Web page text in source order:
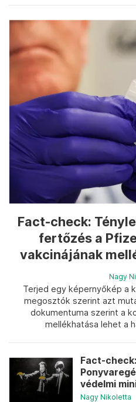
Fact-check:
fertőzés a
vakcinájának
Nagy
Terjed egy képernyőkép a
megosztók szerint azt
dokumentuma szerint a
mellékhatása lehet a
Fact-
védelmi
Nagy Nikoletta